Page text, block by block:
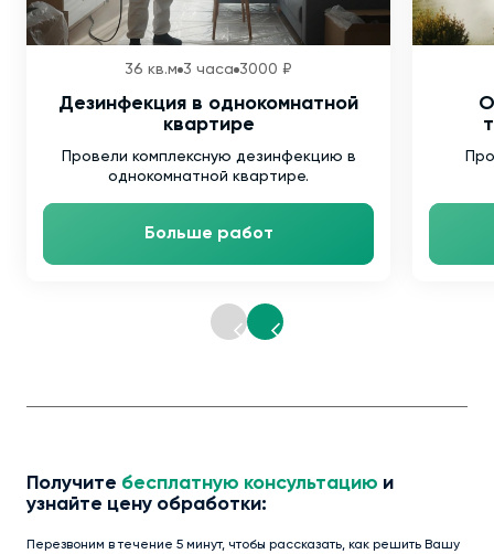
36 кв.м 3 часа 3000 ₽
Дезинфекция в однокомнатной
квартире
Провели комплексную дезинфекцию в
однокомнатной квартире.
Больше работ
Получите бесплатную консультацию и
узнайте цену обработки:
Перезвоним в течение 5 минут, чтобы рассказать, как решить Вашу